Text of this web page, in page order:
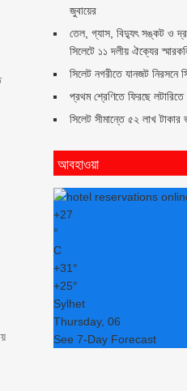
জুবায়ের
তেল, গ্যাস, বিদ্যুৎ সঙ্কট ও
সিলেটে ১১ দলীয় ঐক্যের
সিলেট নগরীতে যানজট নিরসনে
প্রথম শ্রেণিতে ফিরছে লটারিতে
সিলেট সীমান্তে ৫২ লাখ টাকার
আবহাওয়া
+27
°
C
+31°
+25°
Sylhet
Thursday, 06
See 7-Day Forecast